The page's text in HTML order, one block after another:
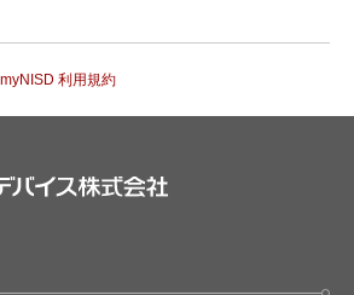
myNISD 利用規約